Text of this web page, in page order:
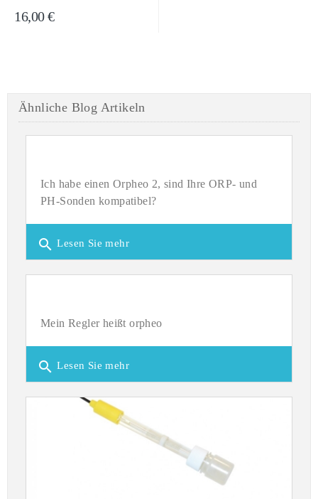
16,00 €
Ähnliche Blog Artikeln
Ich habe einen Orpheo 2, sind Ihre ORP- und
PH-Sonden kompatibel?
search Lesen Sie mehr
Mein Regler heißt orpheo
search Lesen Sie mehr